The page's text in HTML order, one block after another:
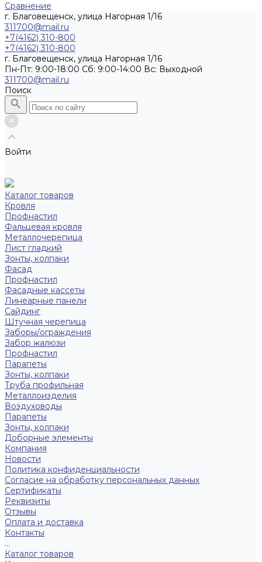
Сравнение
г. Благовещенск, улица Нагорная 1/16
311700@mail.ru
+7(4162) 310-800
+7(4162) 310-800
г. Благовещенск, улица Нагорная 1/16
Пн-Пт: 9:00-18:00 Cб: 9:00-14:00 Вс: Выходной
311700@mail.ru
Поиск
Войти
Каталог товаров
Кровля
Профнастил
Фальцевая кровля
Металлочерепица
Лист гладкий
Зонты, колпаки
Фасад
Профнастил
Фасадные кассеты
Линеарные панели
Сайдинг
Штучная черепица
Заборы/ограждения
Забор жалюзи
Профнастил
Парапеты
Зонты, колпаки
Труба профильная
Металлоизделия
Воздуховоды
Парапеты
Зонты, колпаки
Доборные элементы
Компания
Новости
Политика конфиденциальности
Согласие на обработку персональных данных
Сертификаты
Реквизиты
Отзывы
Оплата и доставка
Контакты
...
Каталог товаров